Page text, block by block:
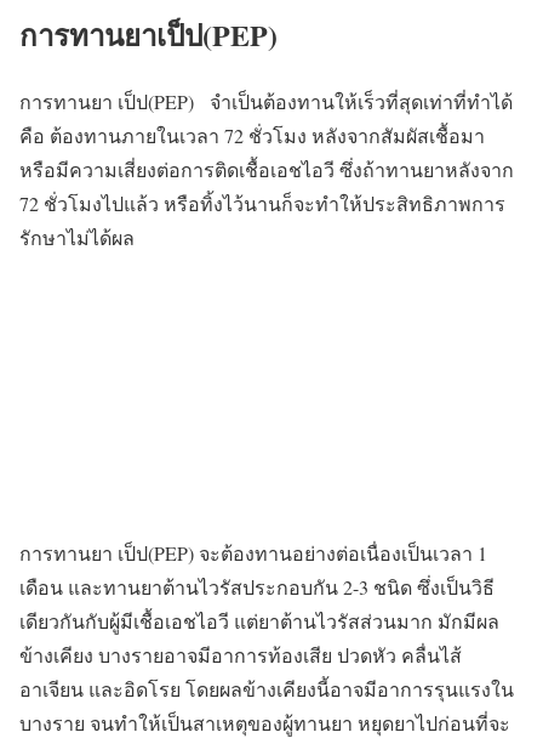
การทานยาเป็ป(PEP)
การทานยา เป็ป(PEP) จำเป็นต้องทานให้เร็วที่สุดเท่าที่ทำได้
คือ ต้องทานภายในเวลา 72 ชั่วโมง หลังจากสัมผัสเชื้อมา
หรือมีความเสี่ยงต่อการติดเชื้อเอชไอวี ซึ่งถ้าทานยาหลังจาก
72 ชั่วโมงไปแล้ว หรือทิ้งไว้นานก็จะทำให้ประสิทธิภาพการ
รักษาไม่ได้ผล
การทานยา เป็ป(PEP) จะต้องทานอย่างต่อเนื่องเป็นเวลา 1
เดือน และทานยาต้านไวรัสประกอบกัน 2-3 ชนิด ซึ่งเป็นวิธี
เดียวกันกับผู้มีเชื้อเอชไอวี แต่ยาต้านไวรัสส่วนมาก มักมีผล
ข้างเคียง บางรายอาจมีอาการท้องเสีย ปวดหัว คลื่นไส้
อาเจียน และอิดโรย โดยผลข้างเคียงนี้อาจมีอาการรุนแรงใน
บางราย จนทำให้เป็นสาเหตุของผู้ทานยา หยุดยาไปก่อนที่จะ